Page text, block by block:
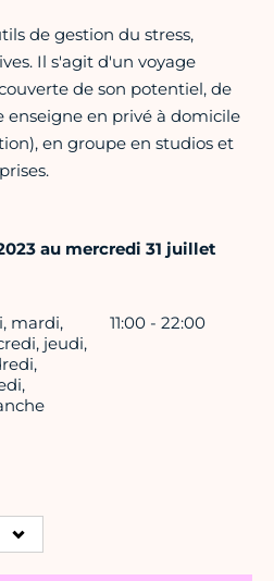
de gestion du stress,
Il s'agit d'un voyage
de son potentiel, de
enseigne en privé à domicile
en groupe en studios et
au mercredi 31 juillet
mardi,
jeudi,
11:00 - 22:00